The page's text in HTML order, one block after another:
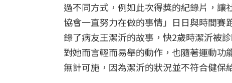
過不同方式，例如此次得獎的紀錄片，
協會一直努力在做的事情」日日與時間
錄了病友王潔沂的故事，快2歲時潔沂被
對她而言輕而易舉的動作，也隨著運動
無計可施，因為潔沂的狀況並不符合健保